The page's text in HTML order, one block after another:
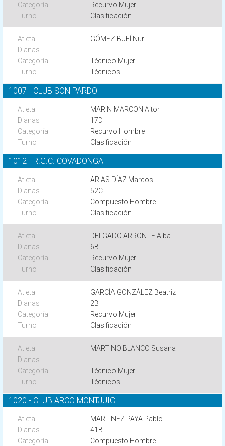
Recurvo Mujer
Clasificación
GÓMEZ BUFÍ Nur
Técnico Mujer
Técnicos
1007 - CLUB SON PARDO
MARIN MARCON Aitor
17D
Recurvo Hombre
Clasificación
1012 - R.G.C. COVADONGA
ARIAS DÍAZ Marcos
52C
Compuesto Hombre
Clasificación
DELGADO ARRONTE Alba
6B
Recurvo Mujer
Clasificación
GARCÍA GONZÁLEZ Beatriz
2B
Recurvo Mujer
Clasificación
MARTINO BLANCO Susana
Técnico Mujer
Técnicos
1020 - CLUB ARCO MONTJUIC
MARTINEZ PAYA Pablo
41B
Compuesto Hombre